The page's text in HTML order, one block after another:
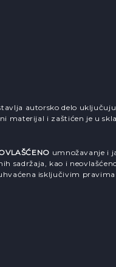
autorsko delo
materijal i zaštićen je u
umnožavanje i
sadržaja, kao i
isključivim pravima